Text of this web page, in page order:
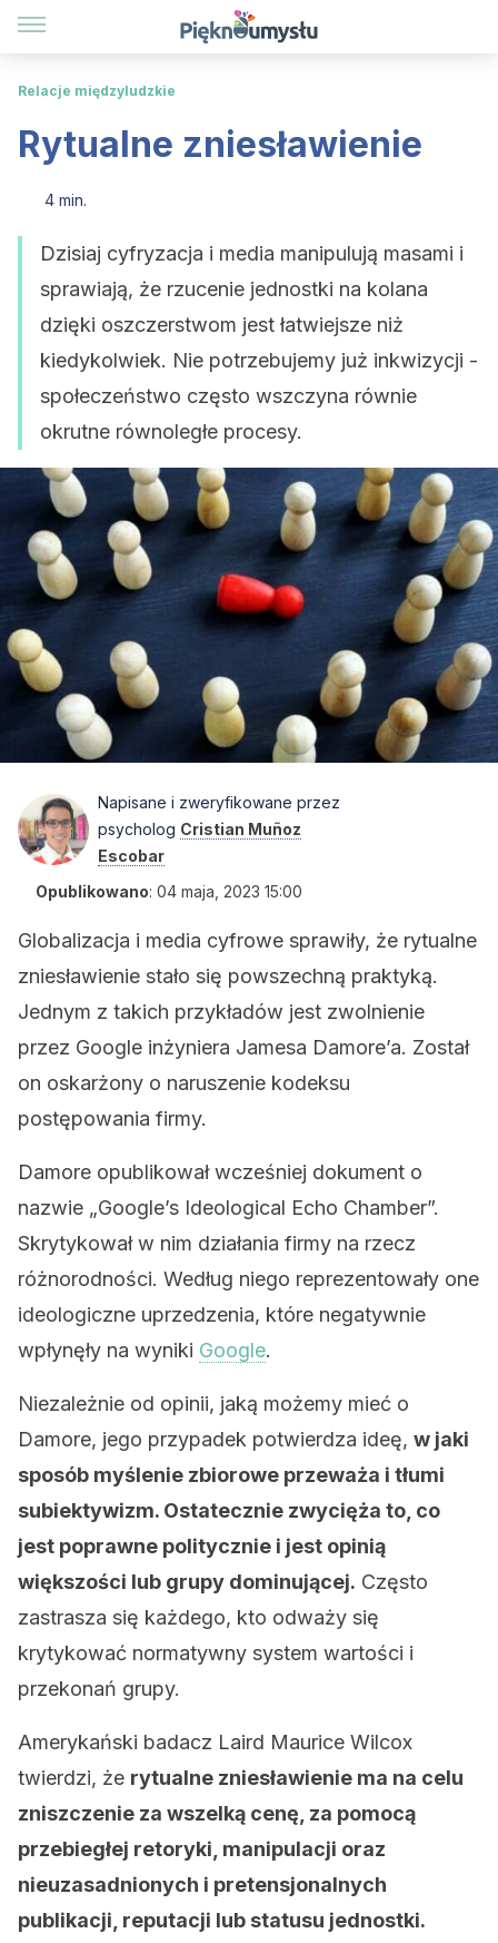
Relacje międzyludzkie
Rytualne zniesławienie
4 min.
Dzisiaj cyfryzacja i media manipulują masami i
sprawiają, że rzucenie jednostki na kolana
dzięki oszczerstwom jest łatwiejsze niż
kiedykolwiek. Nie potrzebujemy już inkwizycji -
społeczeństwo często wszczyna równie
okrutne równoległe procesy.
Napisane i zweryfikowane przez
psycholog Cristian Muñoz
Escobar
Opublikowano: 04 maja, 2023 15:00
Globalizacja i media cyfrowe sprawiły, że rytualne
zniesławienie stało się powszechną praktyką.
Jednym z takich przykładów jest zwolnienie
przez Google inżyniera Jamesa Damore’a. Został
on oskarżony o naruszenie kodeksu
postępowania firmy.
Damore opublikował wcześniej dokument o
nazwie „Google’s Ideological Echo Chamber”.
Skrytykował w nim działania firmy na rzecz
różnorodności. Według niego reprezentowały one
ideologiczne uprzedzenia, które negatywnie
wpłynęły na wyniki Google.
Niezależnie od opinii, jaką możemy mieć o
Damore, jego przypadek potwierdza ideę, w jaki
sposób myślenie zbiorowe przeważa i tłumi
subiektywizm. Ostatecznie zwycięża to, co
jest poprawne politycznie i jest opinią
większości lub grupy dominującej. Często
zastrasza się każdego, kto odważy się
krytykować normatywny system wartości i
przekonań grupy.
Amerykański badacz Laird Maurice Wilcox
twierdzi, że rytualne zniesławienie ma na celu
zniszczenie za wszelką cenę, za pomocą
przebiegłej retoryki, manipulacji oraz
nieuzasadnionych i pretensjonalnych
publikacji, reputacji lub statusu jednostki.